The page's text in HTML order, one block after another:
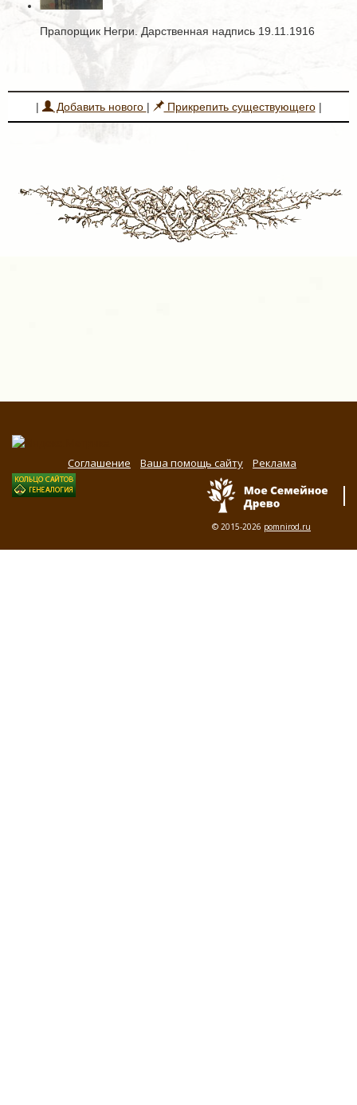
Прапорщик Негри. Дарственная надпись 19.11.1916
| Добавить нового | Прикрепить существующего|
Соглашение Ваша помощь сайту Реклама
© 2015-2026 pomnirod.ru